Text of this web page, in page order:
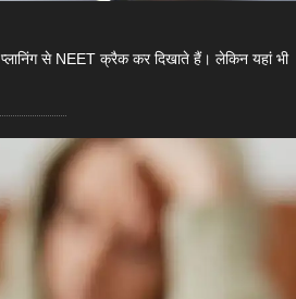
से NEET क्रैक कर दिखाते हैं। लेकिन यहां भी